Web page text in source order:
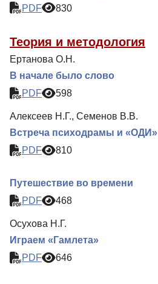
PDF
830
Теория и методология
Ертанова О.Н.
В начале было слово
PDF
598
Алексеев Н.Г., Семенов В.В.
Встреча психодрамы и «ОДИ»
PDF
810
Путешествие во времени
PDF
468
Осухова Н.Г.
Играем «Гамлета»
PDF
646